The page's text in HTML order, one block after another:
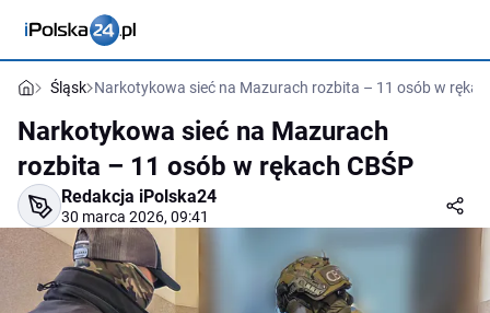
Śląsk Narkotykowa sieć na Mazurach rozbita – 11 osób w
Narkotykowa sieć na Mazurach
rozbita – 11 osób w rękach CBŚP
Redakcja iPolska24
30 marca 2026, 09:41